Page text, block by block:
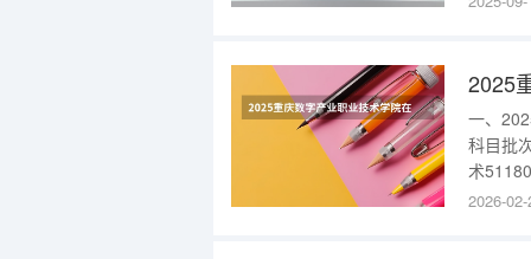
2025
一、
科目批
术
综合专
2026-